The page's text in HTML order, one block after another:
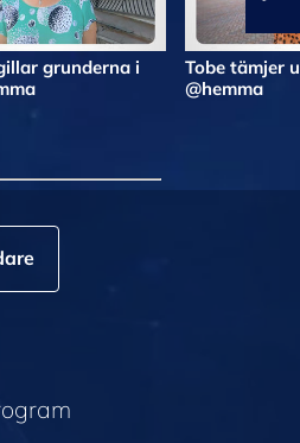
grunderna i
Tobe tämjer
@hemma